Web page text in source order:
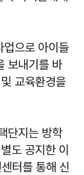
으로 아이들
보내기를 바
교육환경을
단지는 방학
도 공지한 이
터를 통해 신